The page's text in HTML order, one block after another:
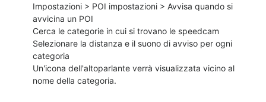
Impostazioni > POI impostazioni > Avvisa quando si
avvicina un POI
Cerca le categorie in cui si trovano le speedcam
Selezionare la distanza e il suono di avviso per ogni
categoria
Un'icona dell'altoparlante verrà visualizzata vicino al
nome della categoria.